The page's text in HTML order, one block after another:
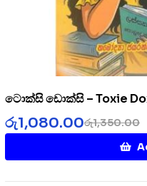
ටොක්සි ඩොක්සි – Toxie
රු1,350.00
රු1,080.00